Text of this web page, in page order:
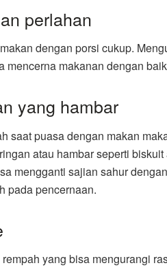
perlahan
dengan porsi cukup.
mencerna makanan dengan baik
yang hambar
saat puasa dengan makan
atau hambar seperti biskuit
mengganti sajian sahur
pada pencernaan.
yang bisa mengurangi